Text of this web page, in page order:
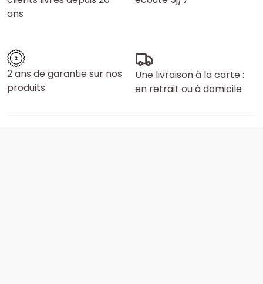
ans
2 ans de garantie sur nos
produits
Une livraison à la carte :
en retrait ou à domicile